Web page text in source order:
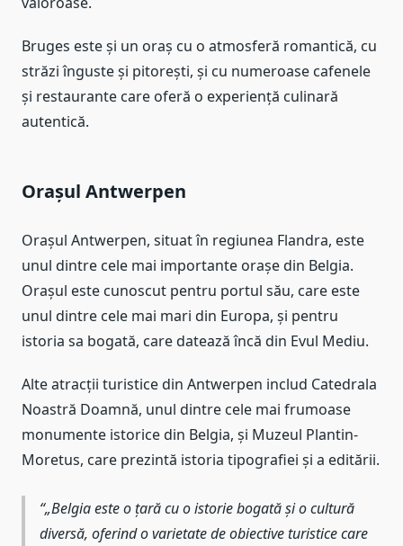
Bruges este și un oraș cu o atmosferă romantică, cu
străzi înguste și pitorești, și cu numeroase cafenele
și restaurante care oferă o experiență culinară
autentică.
Orașul Antwerpen
Orașul Antwerpen, situat în regiunea Flandra, este
unul dintre cele mai importante orașe din Belgia.
Orașul este cunoscut pentru portul său, care este
unul dintre cele mai mari din Europa, și pentru
istoria sa bogată, care datează încă din Evul Mediu.
Alte atracții turistice din Antwerpen includ Catedrala
Noastră Doamnă, unul dintre cele mai frumoase
monumente istorice din Belgia, și Muzeul Plantin-
Moretus, care prezintă istoria tipografiei și a editării.
„Belgia este o țară cu o istorie bogată și o cultură
diversă, oferind o varietate de obiective turistice care